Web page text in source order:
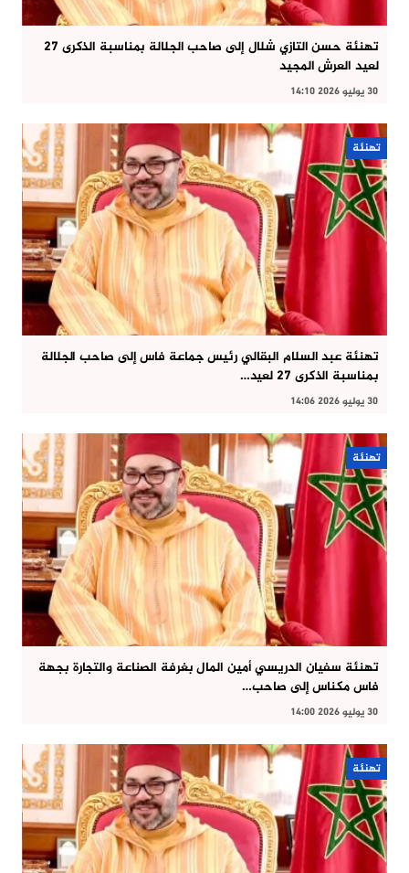
تهنئة حسن التازي شلال إلى صاحب الجلالة بمناسبة الذكرى 27
لعيد العرش المجيد
30 يوليو 2026 14:10
تهنئة
تهنئة عبد السلام البقالي رئيس جماعة فاس إلى صاحب الجلالة
بمناسبة الذكرى 27 لعيد…
30 يوليو 2026 14:06
تهنئة
تهنئة سفيان الدريسي أمين المال بغرفة الصناعة والتجارة بجهة
فاس مكناس إلى صاحب…
30 يوليو 2026 14:00
تهنئة